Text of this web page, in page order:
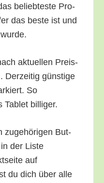
belieb­tes­te Pro­
das bes­te ist und
aktu­el­len Preis­
Der­zei­tig güns­ti­ge
So
Tablet billiger.
zuge­hö­ri­gen But­
der Lis­te
auf
du dich über alle